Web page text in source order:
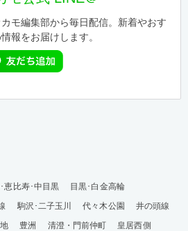
モ編集部から毎日配信。新着やおす
報をお届けします。
恵比寿･中目黒
目黒･白金高輪
駒沢･二子玉川 代々木公園
井の頭線
豊洲 清澄・門前仲町
皇居西側